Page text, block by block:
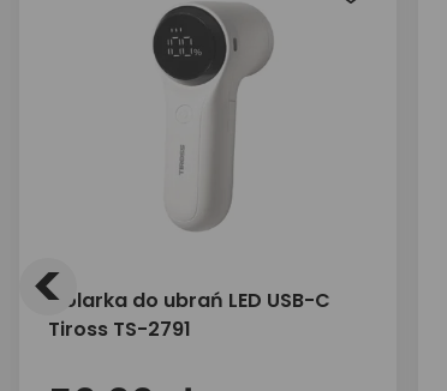
Golarka do ubrań LED USB-C
Tiross TS-2791
<